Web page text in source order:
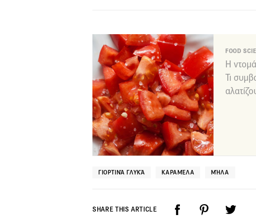
FOOD
Η
Τι
ΓΙΟΡΤΙΝΆ ΓΛΥΚΆ ΚΑΡΑΜΈΛΑ ΜΉΛΑ
SHARE THIS ARTICLE